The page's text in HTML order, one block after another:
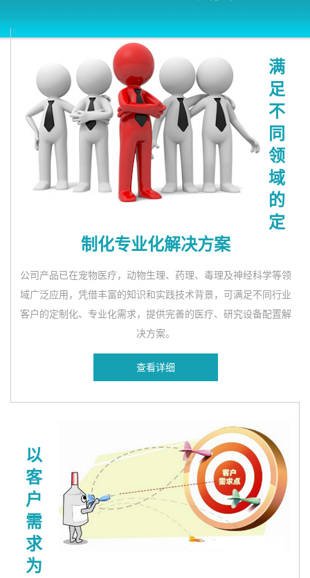
满
足
不
同
领
域
的
定
制化专业化解决方案
公司产品已在宠物医疗，动物生理、药理、毒理及神经科学等领
域广泛应用，凭借丰富的知识和实践技术背景，可满足不同行业
客户的定制化、专业化需求，提供完善的医疗、研究设备配置解
决方案。
查看详细
以
客
户
需
求
为